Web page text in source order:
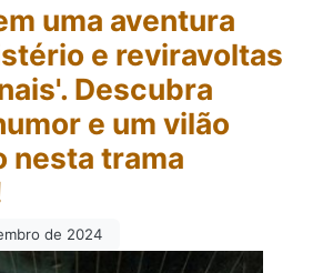
uma aventura
e reviravoltas
Descubra
e um vilão
nesta trama
de 2024